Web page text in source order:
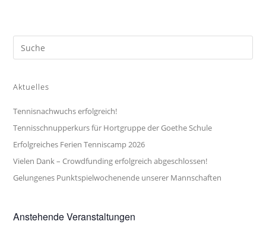
Aktuelles
Tennisnachwuchs erfolgreich!
Tennisschnupperkurs für Hortgruppe der Goethe Schule
Erfolgreiches Ferien Tenniscamp 2026
Vielen Dank – Crowdfunding erfolgreich abgeschlossen!
Gelungenes Punktspielwochenende unserer Mannschaften
Anstehende Veranstaltungen